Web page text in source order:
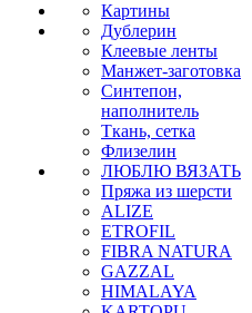
Картины
Дублерин
Клеевые ленты
Манжет-заготовка
Синтепон,
наполнитель
Ткань, сетка
Флизелин
ЛЮБЛЮ ВЯЗАТЬ
Пряжа из шерсти
ALIZE
ETROFIL
FIBRA NATURA
GAZZAL
HIMALAYA